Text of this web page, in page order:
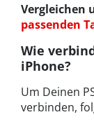
Vergleichen
passenden
Wie
iPhone?
Um Deinen
verbinden,